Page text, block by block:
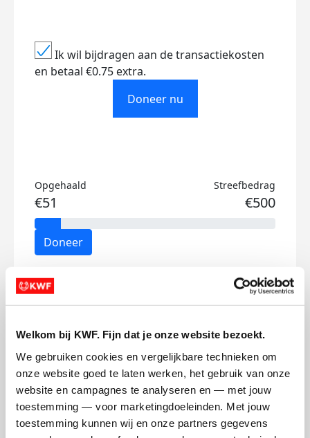
Welkom bij KWF. Fijn dat je onze website bezoekt.
We gebruiken cookies en vergelijkbare technieken om
onze website goed te laten werken, het gebruik van onze
website en campagnes te analyseren en — met jouw
toestemming — voor marketingdoeleinden. Met jouw
toestemming kunnen wij en onze partners gegevens
Ik wil bijdragen aan de transactiekosten
en betaal €0.75 extra.
Doneer nu
Opgehaald
€51
Streefbedrag
€500
Doneer